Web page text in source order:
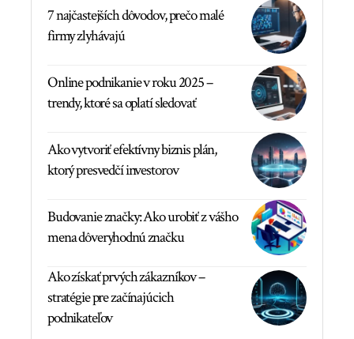
7 najčastejších dôvodov, prečo malé
firmy zlyhávajú
Online podnikanie v roku 2025 –
trendy, ktoré sa oplatí sledovať
Ako vytvoriť efektívny biznis plán,
ktorý presvedčí investorov
Budovanie značky: Ako urobiť z vášho
mena dôveryhodnú značku
Ako získať prvých zákazníkov –
stratégie pre začínajúcich
podnikateľov